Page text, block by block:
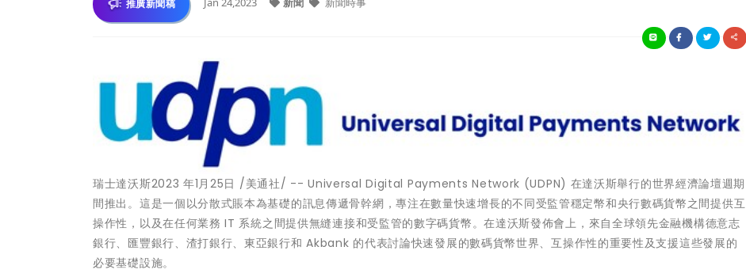
推廣新聞稿
瑞士達沃斯2023 年1月25日 /美通社/ -- Universal Digital Payments Network (UDPN) 在達沃斯舉行的世界經濟論壇週期
間推出。這是一個以分散式賬本為基礎的訊息傳遞骨幹網，專注在數量快速增長的不同受監管穩定幣和央行數碼貨幣之間提供互
操作性，以及在任何業務 IT 系統之間提供無縫連接和受監管的數字碼貨幣。在達沃斯發佈會上，來自全球領先金融機構德意志
銀行、匯豐銀行、渣打銀行、東亞銀行和 Akbank 的代表討論快速發展的數碼貨幣世界、互操作性的重要性及支援這些發展的
必要基礎設施。